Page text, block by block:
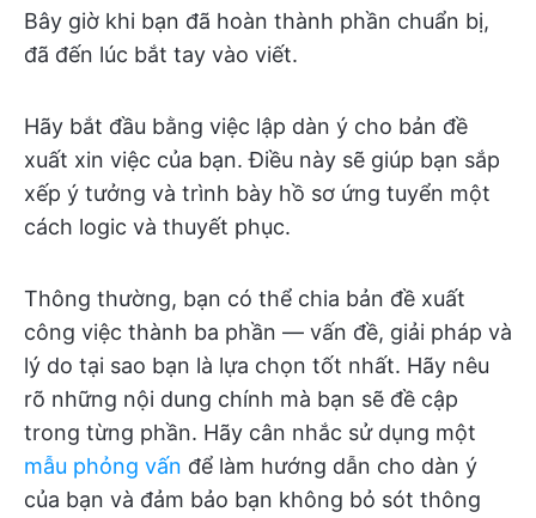
Bây giờ khi bạn đã hoàn thành phần chuẩn bị,
đã đến lúc bắt tay vào viết.
Hãy bắt đầu bằng việc lập dàn ý cho bản đề
xuất xin việc của bạn. Điều này sẽ giúp bạn sắp
xếp ý tưởng và trình bày hồ sơ ứng tuyển một
cách logic và thuyết phục.
Thông thường, bạn có thể chia bản đề xuất
công việc thành ba phần — vấn đề, giải pháp và
lý do tại sao bạn là lựa chọn tốt nhất. Hãy nêu
rõ những nội dung chính mà bạn sẽ đề cập
trong từng phần. Hãy cân nhắc sử dụng một
mẫu phỏng vấn để làm hướng dẫn cho dàn ý
của bạn và đảm bảo bạn không bỏ sót thông